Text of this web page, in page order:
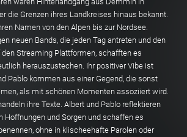
die Grenzen ihres Landkreises hinaus bekannt.
Namen von den Alpen bis zur Nordsee.
neuen Bands, die jeden Tag antreten und den
Streaming Plattformen, schafften es
herauszustechen. Ihr positiver Vibe ist
Pablo kommen aus einer Gegend, die sonst
als mit schönen Momenten assoziiert wird.
ihre Texte. Albert und Pablo reflektieren
Hoffnungen und Sorgen und schaffen es
ohne in klischeehafte Parolen oder